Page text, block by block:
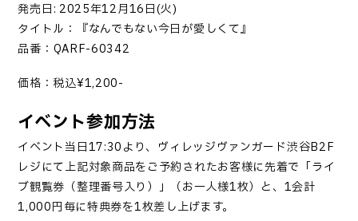
発売日: 2025年12月16日(火)
タイトル：『なんでもない今日が愛しくて』
品番： QARF-60342
価格：税込¥1,200-
イベント参加方法
イベント当日17:30より、ヴィレッジヴァンガード渋谷B2F
レジにて上記対象商品をご予約されたお客様に先着で「ライ
ブ観覧券（整理番号入り）」（お一人様1枚）と、 1会計
1,000円毎に特典券を1枚差し上げます。